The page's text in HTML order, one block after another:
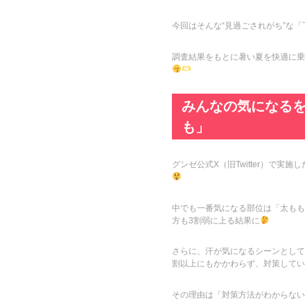
今回はそんな“見過ごされがち”な
調査結果をもとに暑い夏を快適に
みんなの気になる
も」
グンゼ公式X（旧Twitter）で実施
中でも一番気になる部位は「太も
方も3割弱に上る結果に
さらに、汗が気になるシーンとし
割以上にもかかわらず、対策して
その理由は「対策方法がわからな